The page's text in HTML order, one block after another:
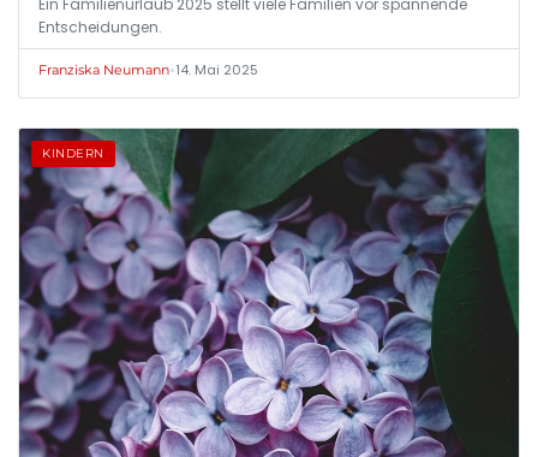
Ein Familienurlaub 2025 stellt viele Familien vor spannende
Entscheidungen.
Franziska Neumann•14. Mai 2025
KINDERN